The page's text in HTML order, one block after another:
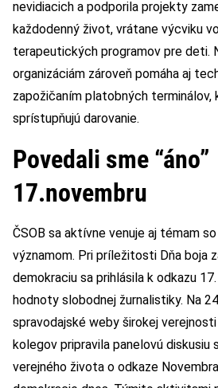
nevidiacich a podporila projekty
každodenný život, vrátane výcviku
terapeutických programov pre deti.
organizáciám zároveň pomáha aj
zapožičaním platobných terminálov,
sprístupňujú darovanie.
Povedali sme “áno”
17.novembru
ČSOB sa aktívne venuje aj témam
významom. Pri príležitosti Dňa boja
demokraciu sa prihlásila k odkazu
hodnoty slobodnej žurnalistiky. Na
spravodajské weby širokej
kolegov pripravila panelovú diskusiu
verejného života o odkaze